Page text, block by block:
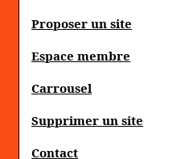
Proposer un site
Espace membre
Carrousel
Supprimer un site
Contact